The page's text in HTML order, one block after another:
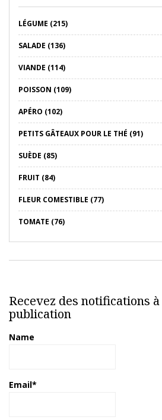
LÉGUME (215)
SALADE (136)
VIANDE (114)
POISSON (109)
APÉRO (102)
PETITS GÂTEAUX POUR LE THÉ (91)
SUÈDE (85)
FRUIT (84)
FLEUR COMESTIBLE (77)
TOMATE (76)
Recevez des notifications
publication
Name
Email*